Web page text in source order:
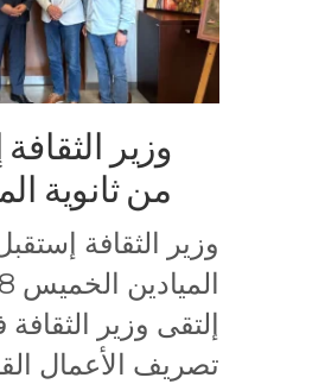
وزير
من ثانوية
وزير الثقافة
إلتقى وزير
تصريف الأعمال